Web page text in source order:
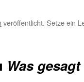
veröffentlicht. Setze ein
Was